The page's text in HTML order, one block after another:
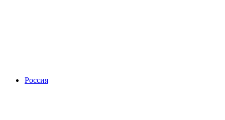
Россия